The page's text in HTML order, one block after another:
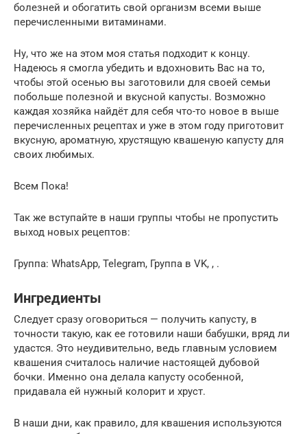
болезней и обогатить свой организм всеми выше
перечисленными витаминами.
Ну, что же на этом моя статья подходит к концу.
Надеюсь я смогла убедить и вдохновить Вас на то,
чтобы этой осенью вы заготовили для своей семьи
побольше полезной и вкусной капусты. Возможно
каждая хозяйка найдёт для себя что-то новое в выше
перечисленных рецептах и уже в этом году приготовит
вкусную, ароматную, хрустящую квашеную капусту для
своих любимых.
Всем Пока!
Так же вступайте в наши группы чтобы не пропустить
выход новых рецептов:
Группа: WhatsApp, Telegram, Группа в VK, , .
Ингредиенты
Следует сразу оговориться — получить капусту, в
точности такую, как ее готовили наши бабушки, вряд ли
удастся. Это неудивительно, ведь главным условием
квашения считалось наличие настоящей дубовой
бочки. Именно она делала капусту особенной,
придавала ей нужный колорит и хруст.
В наши дни, как правило, для квашения используются